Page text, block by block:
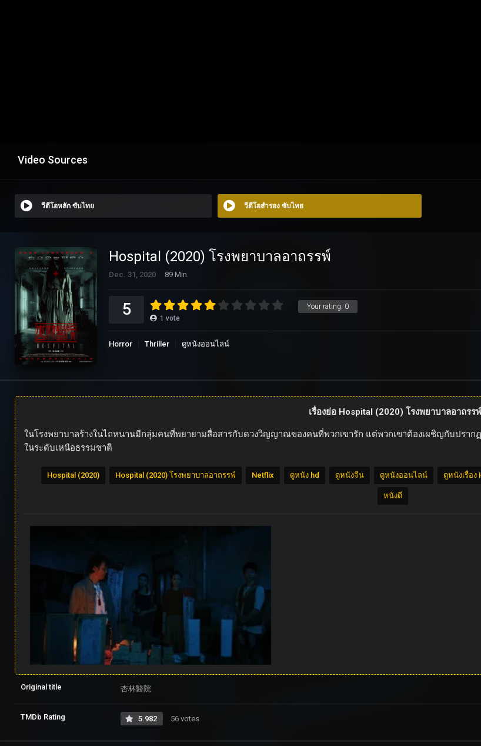
Video Sources
วีดีโอหลัก ซับไทย วีดีโอสำรอง ซับไทย
Hospital (2020) โรงพยาบาลอาถรรพ์
Dec. 31, 2020 89 Min.
Your rating: 0
5 1 vote
Horror Thriller ดูหนังออนไลน์
เรื่องย่อ Hospital (2020) โรงพยาบาลอาถรรพ์
ในโรงพยาบาลร้างในไถหนานมีกลุ่มคนที่พยายามสื่อสารกับดวงวิญญาณของคนที่พวกเขารัก แต่พวกเขาต้องเผชิญกับปรา
ในระดับเหนือธรรมชาติ
Hospital (2020) Hospital (2020) โรงพยาบาลอาถรรพ์ Netflix ดูหนัง hd ดูหนังจีน ดูหนังออนไลน์ ดูหนังเรื่อง
หนังดี
Original title 杏林醫院
TMDb Rating 5.982 56 votes